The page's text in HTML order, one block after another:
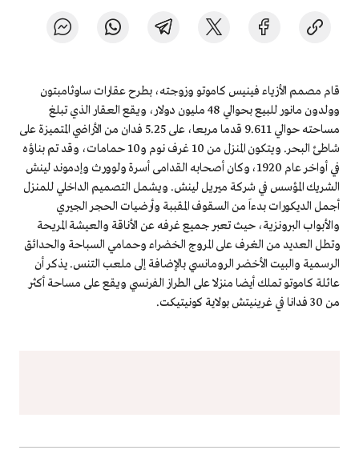
قام مصمم الأزياء فينيس كاموتو وزوجته، بطرح عقارات ساوثامبتون
وولدون مانور للبيع بحوالي 48 مليون دولار، ويقع العقار الذي تبلغ
مساحته حوالي 9.611 قدما مربعا، على 5.25 فدان من الأراضي المتميزة على
شاطئ البحر. ويتكون المنزل من 10 غرف نوم و10 حمامات، وقد تم بناؤه
في أواخر عام 1920، وكان أصحابه القدامى أسرة ولوورث وإدموند لينش
الشريك المؤسس في شركة ميريل لينش. ويشمل التصميم الداخلي للمنزل
أجمل الديكورات بدءاَ من السقوف المقببة وأرضيات الحجر الجيري
والأبواب البرونزية، حيث تعبر جميع غرفه عن الأناقة والعيشة المريحة
وتطل العديد من الغرف على المروج الخضراء وحمامي السباحة والحدائق
الرسمية والبيت الأخضر الرومانسي بالإضافة إلى ملعب التنس. يذكر أن
عائلة كاموتو تملك أيضا منزلا على الطراز الفرنسي ويقع على مساحة أكثر